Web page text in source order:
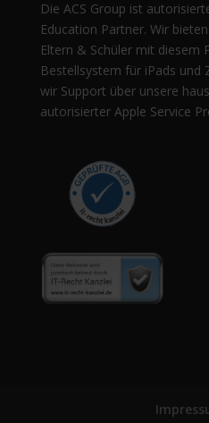
Die ACS Group ist
Education Partner. Wir
Eltern & Schüler mit diesem
Bestellsystem für iPads und
wir Support über unsere
autorisierter Apple Service